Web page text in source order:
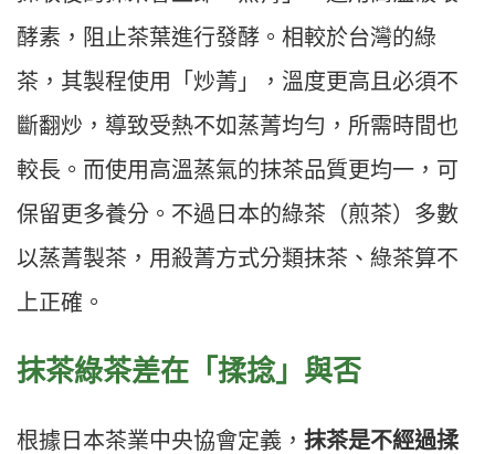
酵素，阻止茶葉進行發酵。相較於台灣的綠
茶，其製程使用「炒菁」，溫度更高且必須不
斷翻炒，導致受熱不如蒸菁均勻，所需時間也
較長。而使用高溫蒸氣的抹茶品質更均一，可
保留更多養分。不過日本的綠茶（煎茶）多數
以蒸菁製茶，用殺菁方式分類抹茶、綠茶算不
上正確。
抹茶綠茶差在「揉捻」與否
根據日本茶業中央協會定義， 抹茶是不經過揉